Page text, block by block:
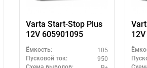
Varta Start-Stop Plus
12V 605901095
Ёмкость: 105
Пусковой ток: 950